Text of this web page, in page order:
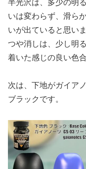
半光沢は、多少の明
いは変わらず、滑ら
いが出ていると思いま
つや消しは、少し明
着いた感じの良い色
次は、下地がガイア
ブラックです。